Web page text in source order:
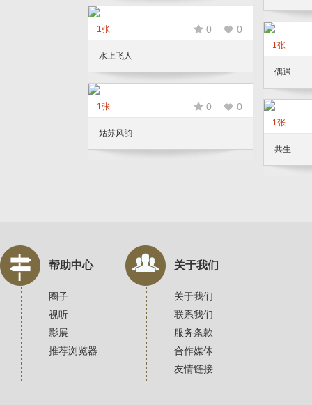
1张 0 0
水上飞人
1张
偶遇
1张 0 0
姑苏风韵
1张
共生
帮助中心 关于我们
圈子
视听
影展
推荐浏览器
关于我们
联系我们
服务条款
合作媒体
友情链接